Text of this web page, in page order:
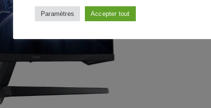
Paramètres Accepter tout